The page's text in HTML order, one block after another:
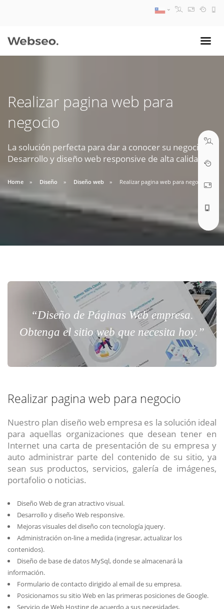
Realizar pagina web para
negocio
La solución perfecta para dar a conocer su negocio.
Desarrollo y diseño web responsive de alta calidad.
Home Diseño Diseño web Realizar pagina web para negocio
“Diseño de Páginas Web empresa.
Obtenga el sitio web que necesita hoy.”
Realizar pagina web para negocio
Nuestro plan diseño web empresa es la solución ideal
para aquellas organizaciones que desean tener en
Internet una carta de presentación de su empresa y
auto administrar parte del contenido de su sitio, ya
sean sus productos, servicios, galería de imágenes,
portafolio o noticias.
Diseño Web de gran atractivo visual.
Desarrollo y diseño Web responsive.
Mejoras visuales del diseño con tecnología jquery.
Administración on-line a medida (ingresar, actualizar los
contenidos).
Diseño de base de datos MySql, donde se almacenará la
información.
Formulario de contacto dirigido al email de su empresa.
Posicionamos su sitio Web en las primeras posiciones de Google.
Servicio de Web Hosting de acuerdo a sus necesidades.
09:30 AM A 18:30 PM